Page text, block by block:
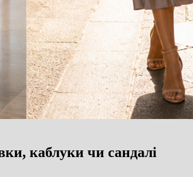
каблуки чи сандалі